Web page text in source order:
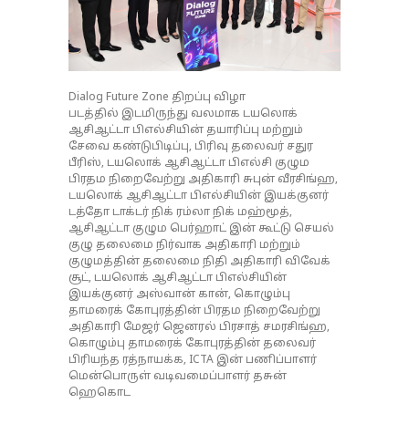
Dialog Future Zone திறப்பு விழா
படத்தில் இடமிருந்து வலமாக டயலொக்
ஆசிஆட்டா பிஎல்சியின் தயாரிப்பு மற்றும்
சேவை கண்டுபிடிப்பு, பிரிவு தலைவர் சதுர
பீரிஸ், டயலொக் ஆசிஆட்டா பிஎல்சி குழும
பிரதம நிறைவேற்று அதிகாரி சுபுன் வீரசிங்ஹ,
டயலொக் ஆசிஆட்டா பிஎல்சியின் இயக்குனர்
டத்தோ டாக்டர் நிக் ரம்லா நிக் மஹ்மூத்,
ஆசிஆட்டா குழும பெர்ஹாட் இன் கூட்டு செயல்
குழு தலைமை நிர்வாக அதிகாரி மற்றும்
குழுமத்தின் தலைமை நிதி அதிகாரி விவேக்
சூட், டயலொக் ஆசிஆட்டா பிஎல்சியின்
இயக்குனர் அஸ்வான் கான், கொழும்பு
தாமரைக் கோபுரத்தின் பிரதம நிறைவேற்று
அதிகாரி மேஜர் ஜெனரல் பிரசாத் சமரசிங்ஹ,
கொழும்பு தாமரைக் கோபுரத்தின் தலைவர்
பிரியந்த ரத்நாயக்க, ICTA இன் பணிப்பாளர்
மென்பொருள் வடிவமைப்பாளர் தசுன்
ஹெகொட